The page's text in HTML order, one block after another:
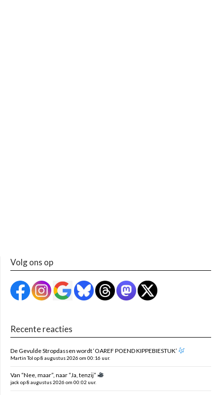
Volg ons op
Recente reacties
De Gevulde Stropdassen wordt ‘OAREF POEND KIPPEBIESTUK’
Martin Tol op 8 augustus 2026 om 00:16 uur.
Van “Nee, maar”, naar “Ja, tenzij”
jack op 8 augustus 2026 om 00:02 uur.